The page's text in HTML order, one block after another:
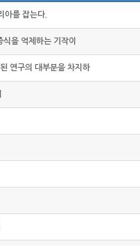
아를 잡는다.
을 억제하는 기작이
연구의 대부분을 차지하